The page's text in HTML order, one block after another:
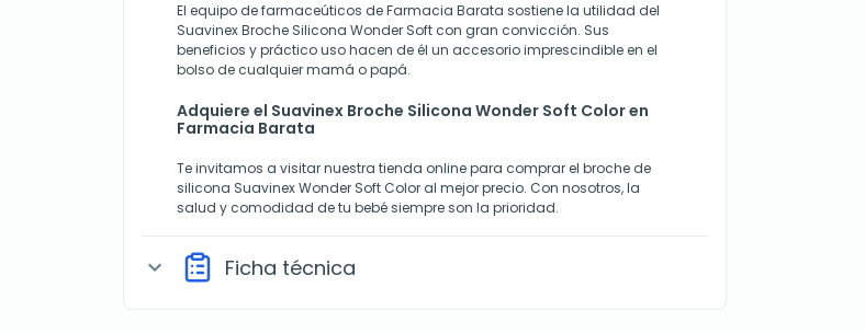
El equipo de farmaceúticos de Farmacia Barata sostiene la utilidad del
Suavinex Broche Silicona Wonder Soft con gran convicción. Sus
beneficios y práctico uso hacen de él un accesorio imprescindible en el
bolso de cualquier mamá o papá.
Adquiere el Suavinex Broche Silicona Wonder Soft Color en
Farmacia Barata
Te invitamos a visitar nuestra tienda online para comprar el broche de
silicona Suavinex Wonder Soft Color al mejor precio. Con nosotros, la
salud y comodidad de tu bebé siempre son la prioridad.
expand_more Ficha técnica